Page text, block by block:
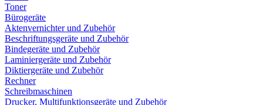
Toner
Bürogeräte
Aktenvernichter und Zubehör
Beschriftungsgeräte und Zubehör
Bindegeräte und Zubehör
Laminiergeräte und Zubehör
Diktiergeräte und Zubehör
Rechner
Schreibmaschinen
Drucker, Multifunktionsgeräte und Zubehör